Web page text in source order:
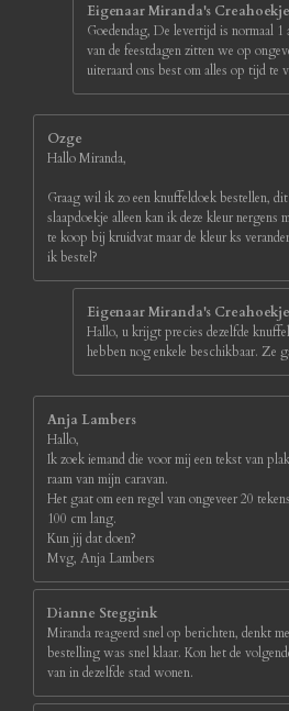
Eigenaar Miranda's Creahoekje
Goedendag, De levertijd is normaal 1
van de feestdagen zitten we op
uiteraard ons best om alles op tijd te
Ozge
Hallo Miranda,
Graag wil ik zo een knuffeldoek bestellen,
slaapdoekje alleen kan ik deze kleur nergens
te koop bij kruidvat maar de kleur ks
ik bestel?
Eigenaar Miranda's Creahoekje
Hallo, u krijgt precies dezelfde
hebben nog enkele beschikbaar. Ze
Anja Lambers
Hallo,
Ik zoek iemand die voor mij een tekst van
raam van mijn caravan.
Het gaat om een regel van ongeveer 20
100 cm lang.
Kun jij dat doen?
Mvg, Anja Lambers
Dianne Steggink
Miranda reageerd snel op berichten, denkt
bestelling was snel klaar. Kon het de
van in dezelfde stad wonen.